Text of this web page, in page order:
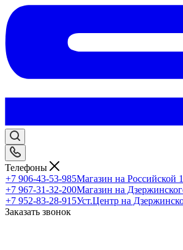
Телефоны
+7 906-43-53-985Магазин на Российской
+7 967-31-32-200Магазин на
+7 952-83-28-915Уст.Центр на
Заказать звонок